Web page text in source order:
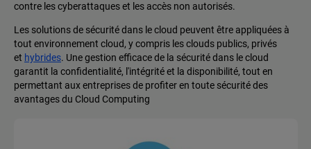
contre les cyberattaques et les accès non autorisés.
Les solutions de sécurité dans le cloud peuvent être appliquées à
tout environnement cloud, y compris les clouds publics, privés
et hybrides. Une gestion efficace de la sécurité dans le cloud
garantit la confidentialité, l'intégrité et la disponibilité, tout en
permettant aux entreprises de profiter en toute sécurité des
avantages du Cloud Computing